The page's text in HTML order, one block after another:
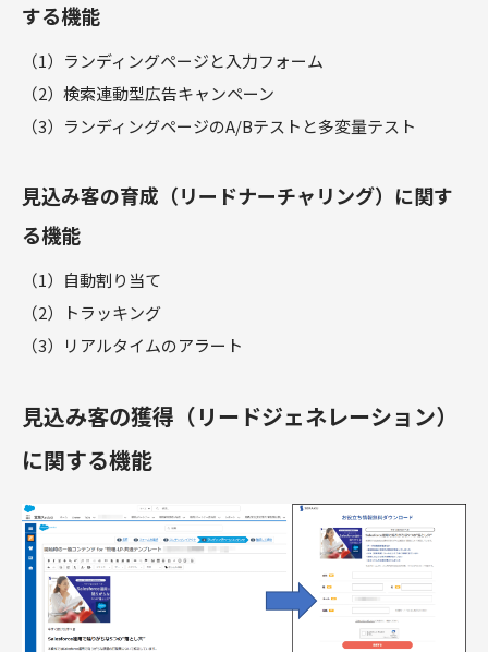
する機能
（1）ランディングページと入力フォーム
（2）検索連動型広告キャンペーン
（3）ランディングページのA/Bテストと多変量テスト
見込み客の育成（リードナーチャリング）に関す
る機能
（1）自動割り当て
（2）トラッキング
（3）リアルタイムのアラート
見込み客の獲得（リードジェネレーション）
に関する機能